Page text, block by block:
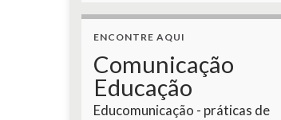
ENCONTRE AQUI
Comunicação
Educação
Educomunicação - práticas de